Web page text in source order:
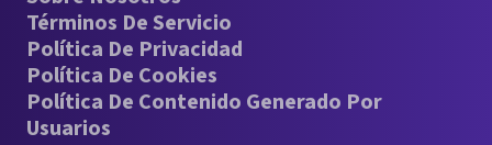
Términos De Servicio
Política De Privacidad
Política De Cookies
Política De Contenido Generado Por
Usuarios